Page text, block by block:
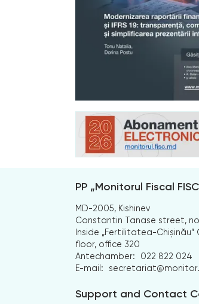
PP „Monitorul Fiscal
MD-2005, Kishinev
Constantin Tanase street,
Inside „Fertilitatea-
floor, office 320
Antechamber:
022 822 024
E-mail:
Support and Contact